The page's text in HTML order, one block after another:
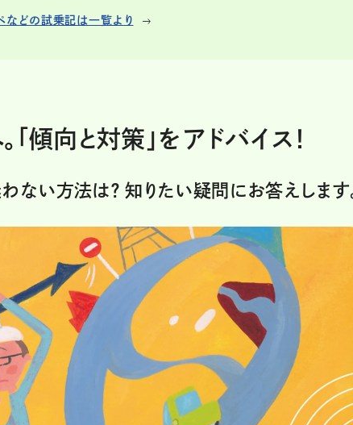
などの試乗記は一覧より
傾向と対策」をアドバイス！
ない方法は？ 知りたい疑問にお答えします